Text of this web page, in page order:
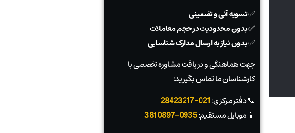
✅تسویه آنی و تضمینی
✅بدون محدودیت در حجم معاملات
✅بدون نیاز به ارسال مدارک شناسایی
جهت هماهنگی و دریافت مشاوره تخصصی با
کارشناسان ما تماس بگیرید:
📞 دفتر مرکزی:021-28423217
📱 موبایل مستقیم:0935-3810897